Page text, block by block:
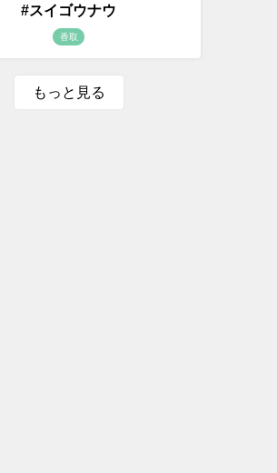
#スイゴウナウ
香取
もっと見る